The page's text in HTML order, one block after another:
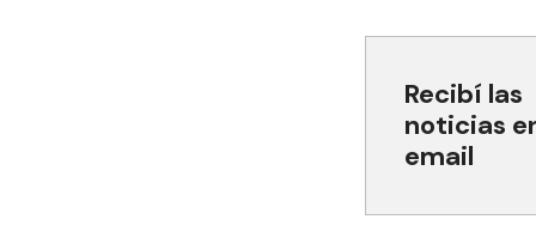
Recibí las
noticias
email